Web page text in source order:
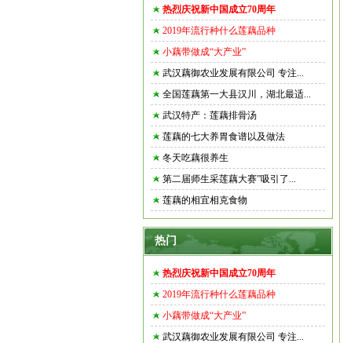
热烈庆祝新中国成立70周年
2019年流行种什么莲藕品种
小藕带做成“大产业”
武汉藕御农业发展有限公司 专注...
全国莲藕第一大县汉川，湖北最适...
武汉特产：莲藕排骨汤
莲藕的七大养胃食谱以及做法
冬天吃藕很养生
第二届师生采莲藕大赛”吸引了...
莲藕的相宜相克食物
热门
热烈庆祝新中国成立70周年
2019年流行种什么莲藕品种
小藕带做成“大产业”
武汉藕御农业发展有限公司 专注...